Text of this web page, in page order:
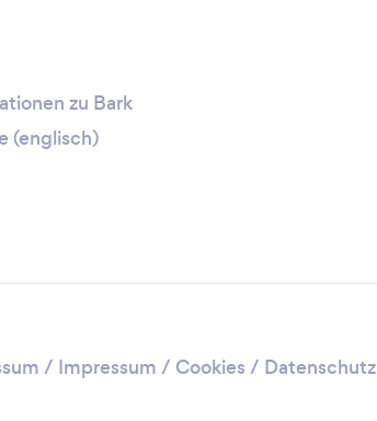
zu Bark
(englisch)
/ Impressum / Cookies / Datenschutz